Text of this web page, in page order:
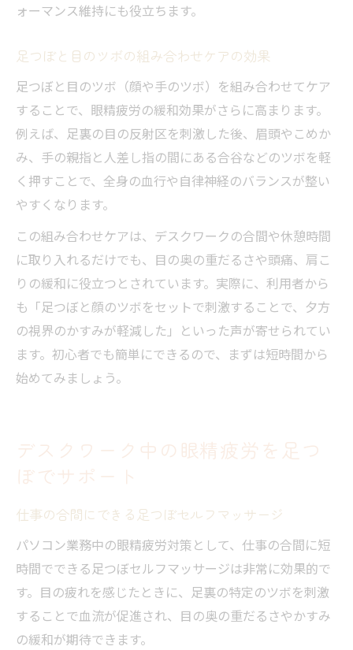
ォーマンス維持にも役立ちます。
足つぼと目のツボの組み合わせケアの効果
足つぼと目のツボ（顔や手のツボ）を組み合わせてケア
することで、眼精疲労の緩和効果がさらに高まります。
例えば、足裏の目の反射区を刺激した後、眉頭やこめか
み、手の親指と人差し指の間にある合谷などのツボを軽
く押すことで、全身の血行や自律神経のバランスが整い
やすくなります。
この組み合わせケアは、デスクワークの合間や休憩時間
に取り入れるだけでも、目の奥の重だるさや頭痛、肩こ
りの緩和に役立つとされています。実際に、利用者から
も「足つぼと顔のツボをセットで刺激することで、夕方
の視界のかすみが軽減した」といった声が寄せられてい
ます。初心者でも簡単にできるので、まずは短時間から
始めてみましょう。
デスクワーク中の眼精疲労を足つ
ぼでサポート
仕事の合間にできる足つぼセルフマッサージ
パソコン業務中の眼精疲労対策として、仕事の合間に短
時間でできる足つぼセルフマッサージは非常に効果的で
す。目の疲れを感じたときに、足裏の特定のツボを刺激
することで血流が促進され、目の奥の重だるさやかすみ
の緩和が期待できます。